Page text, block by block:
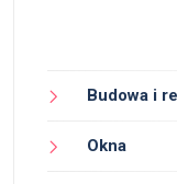
Budowa i
Okna